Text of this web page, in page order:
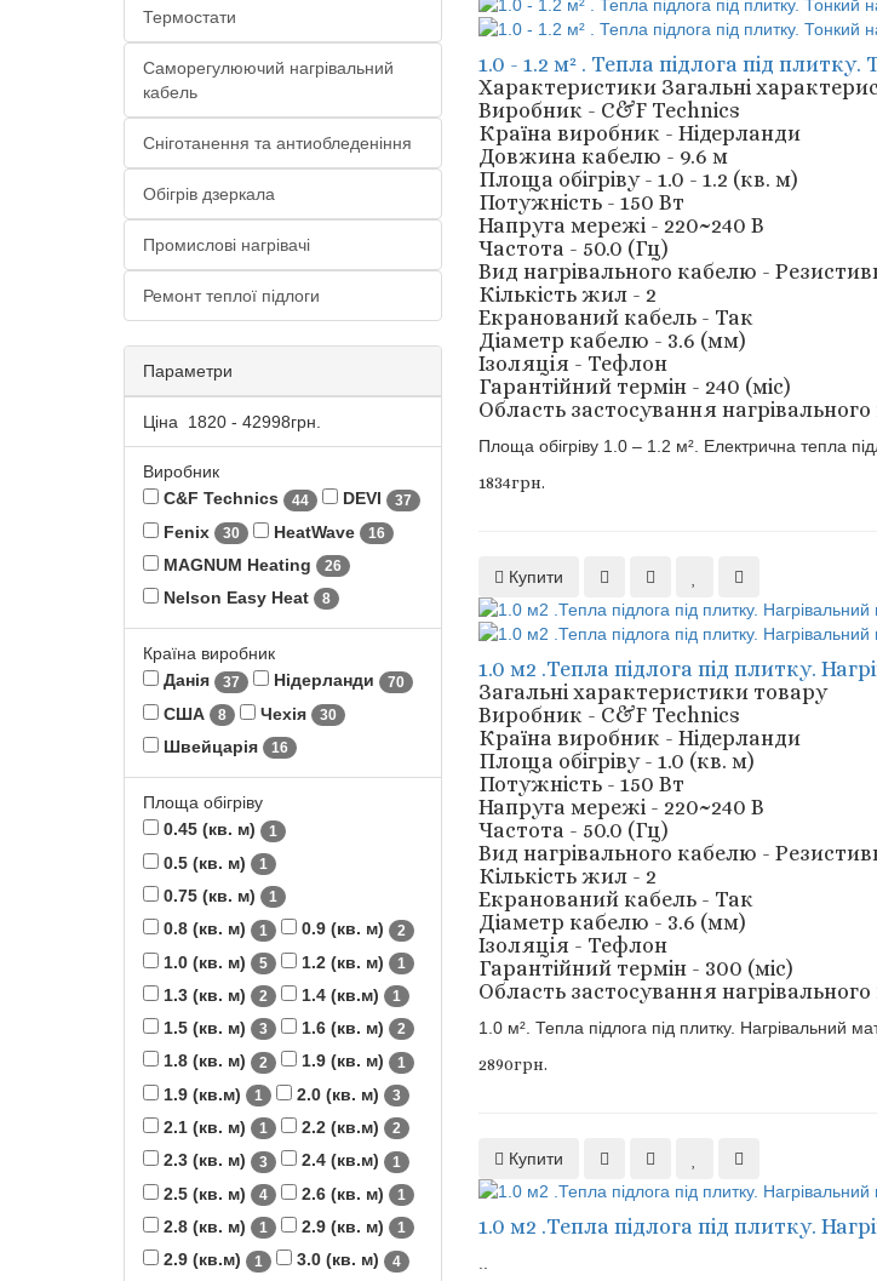
Термостати
Саморегулюючий нагрівальний
кабель
Сніготанення та антиобледеніння
Обігрів дзеркала
Промислові нагрівачі
Ремонт теплої підлоги
Параметри
Ціна 1820 - 42998грн.
Виробник
C&F Technics
44 DEVI 37
Fenix 30 HeatWave 16
MAGNUM Heating 26
Nelson Easy Heat 8
Країна виробник
Данія
37 Нідерланди 70
США 8 Чехія 30
Швейцарія 16
Площа обігріву
0.45 (кв. м)
1
0.5 (кв. м) 1
0.75 (кв. м) 1
0.8 (кв. м) 1 0.9 (кв. м) 2
1.0 (кв. м) 5 1.2 (кв. м) 1
1.3 (кв. м) 2 1.4 (кв.м) 1
1.5 (кв. м) 3 1.6 (кв. м) 2
1.8 (кв. м) 2 1.9 (кв. м) 1
1.9 (кв.м) 1 2.0 (кв. м) 3
2.1 (кв. м) 1 2.2 (кв.м) 2
2.3 (кв. м) 3 2.4 (кв.м) 1
2.5 (кв. м) 4 2.6 (кв. м) 1
2.8 (кв. м) 1 2.9 (кв. м) 1
2.9 (кв.м) 1 3.0 (кв. м) 4
1.0 - 1.2 м² . Тепла підлога під
Характеристики Загальні
Виробник - C&F Technics
Країна виробник - Нідерланди
Довжина кабелю - 9.6 м
Площа обігріву - 1.0 - 1.2 (кв. м)
Потужність - 150 Вт
Напруга мережі - 220~240 В
Частота - 50.0 (Гц)
Вид нагрівального кабелю -
Кількість жил - 2
Екранований кабель - Так
Діаметр кабелю - 3.6 (мм)
Ізоляція - Тефлон
Гарантійний термін - 240 (міс)
Область застосування
Площа обігріву 1.0 – 1.2 м². Електрична тепла
1834грн.
Купити
1.0 м2 .Тепла підлога під плитку.
Загальні характеристики товару
Виробник - C&F Technics
Країна виробник - Нідерланди
Площа обігріву - 1.0 (кв. м)
Потужність - 150 Вт
Напруга мережі - 220~240 В
Частота - 50.0 (Гц)
Вид нагрівального кабелю -
Кількість жил - 2
Екранований кабель - Так
Діаметр кабелю - 3.6 (мм)
Ізоляція - Тефлон
Гарантійний термін - 300 (міс)
Область застосування
1.0 м². Тепла підлога під плитку. Нагрівальний
2890грн.
Купити
1.0 м2 .Тепла підлога під плитку.
..